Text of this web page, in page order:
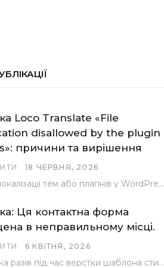
Loco Translate «File
disallowed by the plugin
причини та вирішення
18 ЧЕРВНЯ, 2026
Під час локалізації тем або плагінів у WordPress за допомогою популярного інструменту Loco Translate розробники…
Ця контактна форма
в неправильному місці.
6 КВІТНЯ, 2026
Вже кілька разів під час верстки шаблона стикалися з проблемою, коли замість контактної форми, згенерованої…